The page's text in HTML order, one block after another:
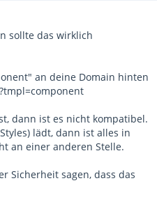
sollte das wirklich
an deine Domain hinten
dann ist es nicht kompatibel.
lädt, dann ist alles in
an einer anderen Stelle.
Sicherheit sagen, dass das